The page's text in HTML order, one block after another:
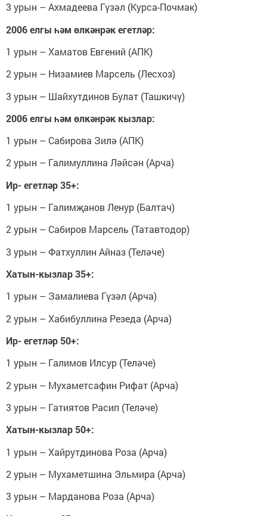
3 урын – Ахмадеева Гүзәл (Курса-Почмак)
2006 елгы һәм өлкәнрәк егетләр:
1 урын – Хаматов Евгений (АПК)
2 урын – Низамиев Марсель (Лесхоз)
3 урын – Шайхутдинов Булат (Ташкичү)
2006 елгы һәм өлкәнрәк кызлар:
1 урын – Сабирова Зилә (АПК)
2 урын – Галимуллина Ләйсән (Арча)
Ир- егетләр 35+:
1 урын – Галимҗанов Ленур (Балтач)
2 урын – Сабиров Марсель (Татавтодор)
3 урын – Фатхуллин Айназ (Теләче)
Хатын-кызлар 35+:
1 урын – Замалиева Гүзәл (Арча)
2 урын – Хабибуллина Резеда (Арча)
Ир- егетләр 50+:
1 урын – Галимов Илсур (Теләче)
2 урын – Мухаметсафин Рифат (Арча)
3 урын – Гатиятов Расип (Теләче)
Хатын-кызлар 50+:
1 урын – Хайрутдинова Роза (Арча)
2 урын – Мухаметшина Эльмира (Арча)
3 урын – Марданова Роза (Арча)